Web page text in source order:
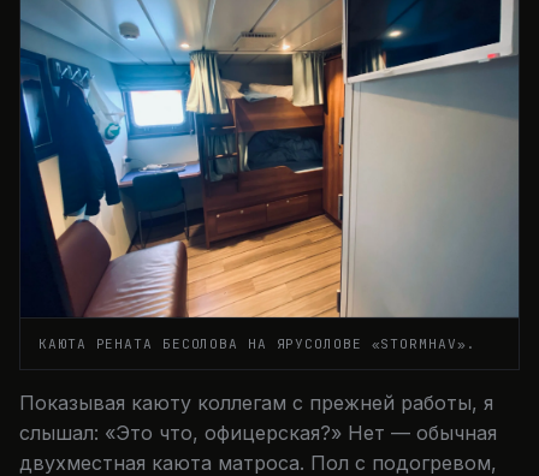
КАЮТА РЕНАТА БЕСОЛОВА НА ЯРУСОЛОВЕ «STORMHAV».
Показывая каюту коллегам с прежней работы, я
слышал: «Это что, офицерская?» Нет — обычная
двухместная каюта матроса. Пол с подогревом,